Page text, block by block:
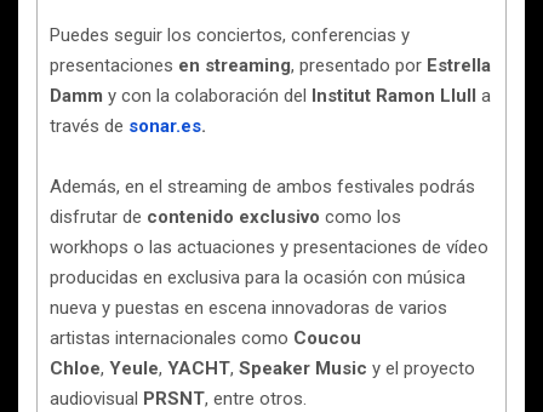
Puedes seguir los conciertos, conferencias y
presentaciones en streaming, presentado por Estrella
Damm y con la colaboración del Institut Ramon Llull a
través de sonar.es.
Además, en el streaming de ambos festivales podrás
disfrutar de contenido exclusivo como los
workhops o las actuaciones y presentaciones de vídeo
producidas en exclusiva para la ocasión con música
nueva y puestas en escena innovadoras de varios
artistas internacionales como Coucou
Chloe, Yeule, YACHT, Speaker Music y el proyecto
audiovisual PRSNT, entre otros.